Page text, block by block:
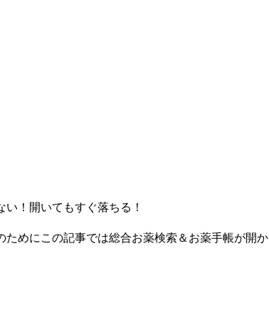
！開いてもすぐ落ちる！
ためにこの記事では総合お薬検索＆お薬手帳が開か